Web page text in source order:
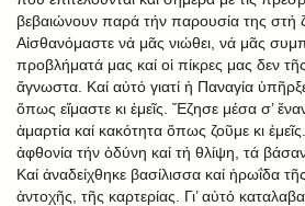
βεβαιώνουν παρά τήν παρουσία της στή
Αἰσθανόμαστε νά μᾶς νιώθει, νά μᾶς
προβλήματά μας καί οἱ πίκρες μας δεν τῆς
ἄγνωστα. Καί αὐτό γιατί ἡ Παναγία
ὅπως εἴμαστε κι ἑμεῖς. Ἔζησε μέσα σ’
ἁμαρτία καί κακότητα ὅπως ζοῦμε κι
ἀφθονία τήν ὀδύνη καί τή θλίψη, τά
Καί ἀναδείχθηκε βασίλισσα καί ἡρωΐδα
ἀντοχῆς, τῆς καρτερίας. Γι’ αὐτό